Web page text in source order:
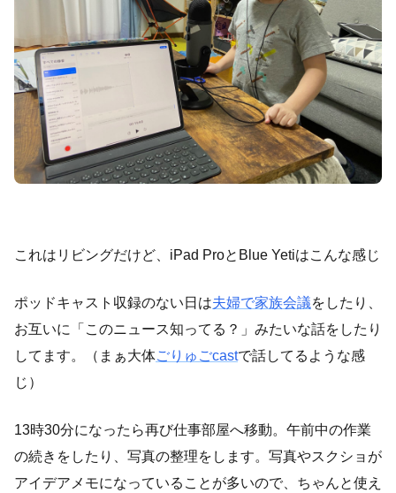
これはリビングだけど、iPad ProとBlue Yetiはこんな感じ
ポッドキャスト収録のない日は夫婦で家族会議をしたり、
お互いに「このニュース知ってる？」みたいな話をしたり
してます。（まぁ大体ごりゅごcastで話してるような感
じ）
13時30分になったら再び仕事部屋へ移動。午前中の作業
の続きをしたり、写真の整理をします。写真やスクショが
アイデアメモになっていることが多いので、ちゃんと使え